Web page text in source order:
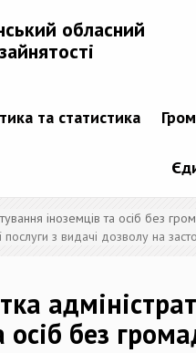
обласний
та статистика
іноземців та осіб без
послуги з видачі дозволу на
осіб без